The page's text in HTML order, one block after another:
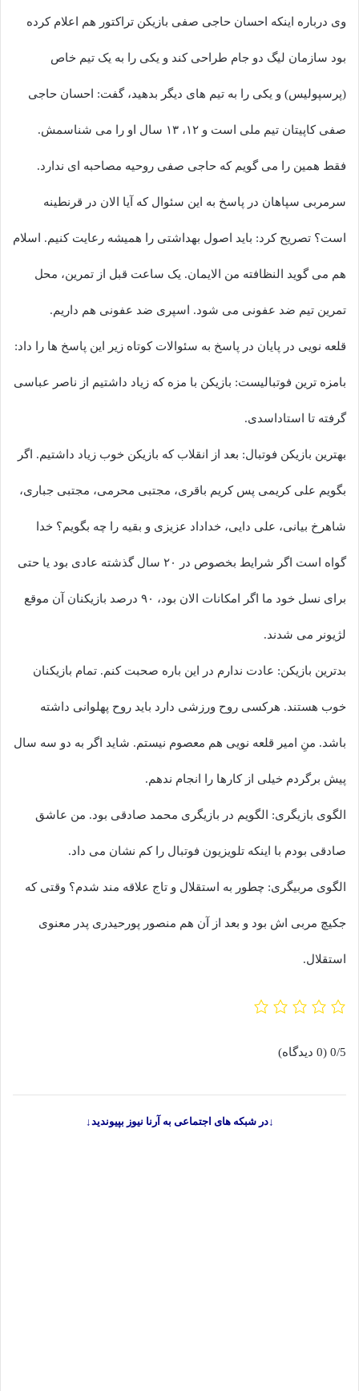
وی درباره اینکه احسان حاجی صفی بازیکن تراکتور هم اعلام کرده
بود سازمان لیگ دو جام طراحی کند و یکی را به یک تیم خاص
(پرسپولیس) و یکی را به تیم های دیگر بدهید، گفت: احسان حاجی
صفی کاپیتان تیم ملی است و ۱۲، ۱۳ سال او را می شناسمش.
فقط همین را می گویم که حاجی صفی روحیه مصاحبه ای ندارد.
سرمربی سپاهان در پاسخ به این سئوال که آیا الان در قرنطینه
است؟ تصریح کرد: باید اصول بهداشتی را همیشه رعایت کنیم. اسلام
هم می گوید النظافته من الایمان. یک ساعت قبل از تمرین، محل
تمرین تیم ضد عفونی می شود. اسپری ضد عفونی هم داریم.
قلعه نویی در پایان در پاسخ به سئوالات کوتاه زیر این پاسخ ها را داد:
بامزه ترین فوتبالیست: بازیکن با مزه که زیاد داشتیم از ناصر عباسی
گرفته تا استاداسدی.
بهترین بازیکن فوتبال: بعد از انقلاب که بازیکن خوب زیاد داشتیم. اگر
بگویم علی کریمی پس کریم باقری، مجتبی محرمی، مجتبی جباری،
شاهرخ بیانی، علی دایی، خداداد عزیزی و بقیه را چه بگویم؟ خدا
گواه است اگر شرایط بخصوص در ۲۰ سال گذشته عادی بود یا حتی
برای نسل خود ما اگر امکانات الان بود، ۹۰ درصد بازیکنان آن موقع
لژیونر می شدند.
بدترین بازیکن: عادت ندارم در این باره صحبت کنم. تمام بازیکنان
خوب هستند. هرکسی روح ورزشی دارد باید روح پهلوانی داشته
باشد. منِ امیر قلعه نویی هم معصوم نیستم. شاید اگر به دو سه سال
پیش برگردم خیلی از کارها را انجام ندهم.
الگوی بازیگری: الگویم در بازیگری محمد صادقی بود. من عاشق
صادقی بودم با اینکه تلویزیون فوتبال را کم نشان می داد.
الگوی مربیگری: چطور به استقلال و تاج علاقه مند شدم؟ وقتی که
جکیچ مربی اش بود و بعد از آن هم منصور پورحیدری پدر معنوی
استقلال.
0/5 (0 دیدگاه)
↓در شبکه های اجتماعی به آرنا نیوز بپیوندید↓